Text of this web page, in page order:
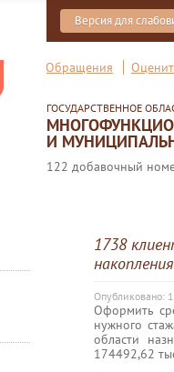
Версия для
Обращения
ГОСУДАРСТВЕННОЕ
И
122 добавочный
1738
Опубликовано:
Оформить
нужного
области
174492,62